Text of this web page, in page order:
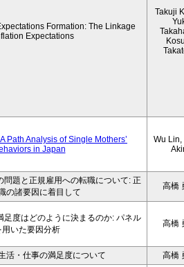
Formation: The Linkage
Expectations
Takuji
Path Analysis of Single Mothers’
in Japan
Wu Lin,
題と正規雇用への転職について: 正
の諸要因に着目して
高橋
度はどのように決まるのか: パネル
用いた要因分析
高橋
活・仕事の満足度について 高橋